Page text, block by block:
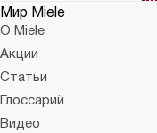
Мир Miele
О Miele
Акции
Статьи
Глоссарий
Видео